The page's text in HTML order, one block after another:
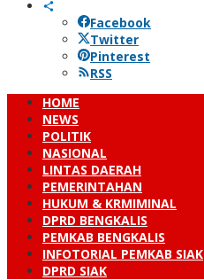
Facebook
Twitter
Pinterest
RSS
HOME
NEWS
POLITIK
NASIONAL
LINTAS DAERAH
PEMERINTAHAN
HUKUM & KRMIMINAL
DPRD BENGKALIS
PEMKAB BENGKALIS
INFOTORIAL PEMKAB SIAK
DPRD SIAK